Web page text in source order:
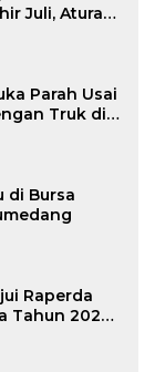
Juli, Aturan
Parah Usai
Truk di
di Bursa
Raperda
Tahun 2026